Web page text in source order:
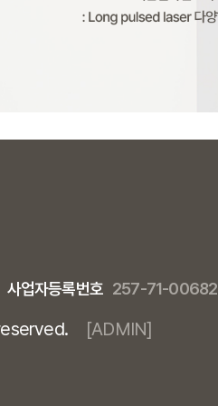
사업자등록번호 257-71-00682
[ADMIN]